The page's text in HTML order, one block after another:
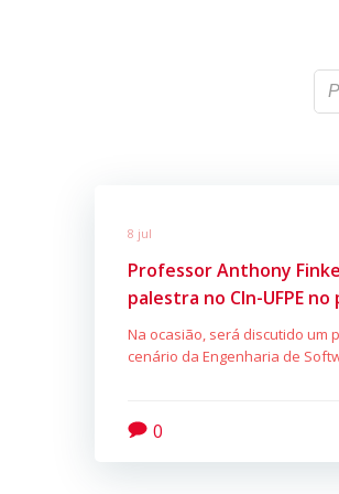
8 jul
Professor Anthony
palestra no CIn-UFPE
Na ocasião, será discutido um
cenário da Engenharia de
0